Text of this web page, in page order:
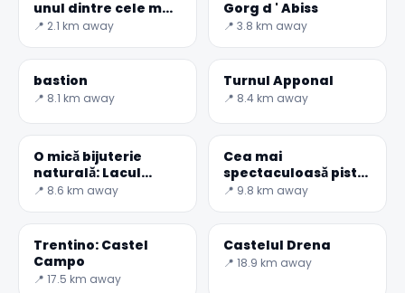
unul dintre cele mai
frumoase și curate
World
📍 2.1 km away
Gorg d ' Abiss
📍 3.8 km away
bastion
📍 8.1 km away
Turnul Apponal
📍 8.4 km away
O mică bijuterie
naturală: Lacul
Tenno
📍 8.6 km away
Cea mai
spectaculoasă pistă
de biciclete din
📍 9.8 km away
Trentino: Castel
Campo
📍 17.5 km away
Castelul Drena
📍 18.9 km away